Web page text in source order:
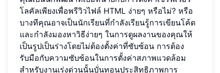
โลคัลเพียงเพื่อพรีวิวไฟล์ HTML ง่ายๆ หรือไม่? หรือ
บางทีคุณอาจเป็นนักเรียนที่กำลังเรียนรู้การเขียนโค้ด
และกำลังมองหาวิธีง่ายๆ ในการดูผลงานของคุณให้
เป็นรูปเป็นร่างโดยไม่ต้องตั้งค่าที่ซับซ้อน การต้อง
รับมือกับความซับซ้อนในการตั้งค่าสภาพแวดล้อม
สำหรับงานเร่งด่วนนั้นบั่นทอนประสิทธิภาพการ